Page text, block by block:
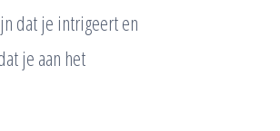
dat je intrigeert en
je aan het